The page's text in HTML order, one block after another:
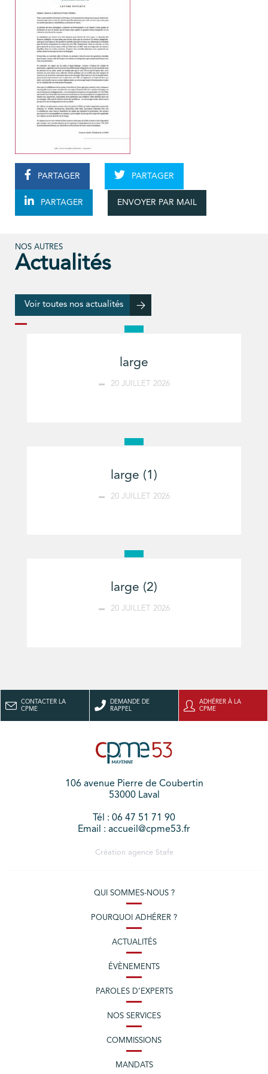
PARTAGER PARTAGER
PARTAGER ENVOYER PAR MAIL
NOS AUTRES
Actualités
Voir toutes nos actualités
large
20 JUILLET 2026
large (1)
20 JUILLET 2026
large (2)
20 JUILLET 2026
CONTACTER LA
CPME
DEMANDE DE
RAPPEL
ADHÉRER À LA
CPME
106 avenue Pierre de Coubertin
53000 Laval
Tél : 06 47 51 71 90
Email : accueil@cpme53.fr
Création agence Stafe
QUI SOMMES-NOUS ?
POURQUOI ADHÉRER ?
ACTUALITÉS
ÉVÈNEMENTS
PAROLES D’EXPERTS
NOS SERVICES
COMMISSIONS
MANDATS